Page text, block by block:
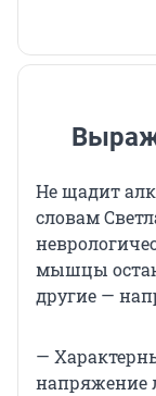
Не щадит
словам
мышцы
другие —
—
напряжение